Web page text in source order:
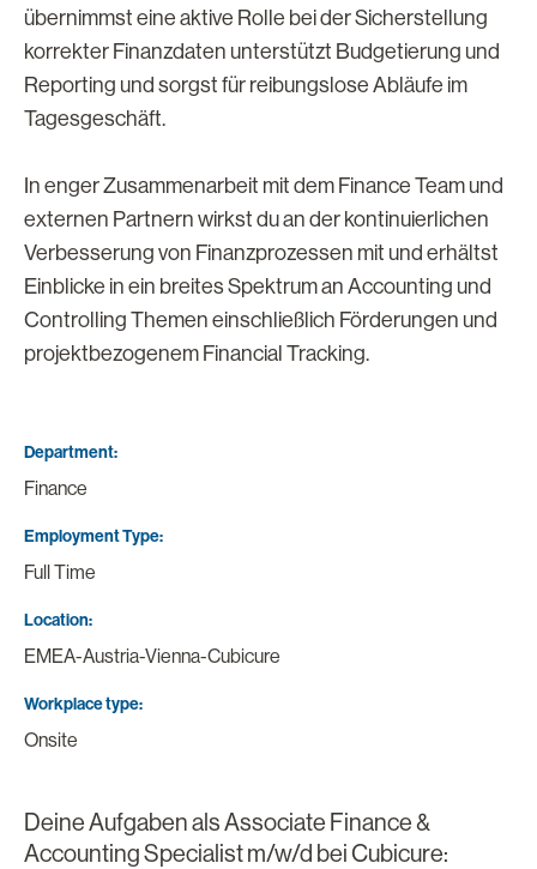
übernimmst eine aktive Rolle bei der Sicherstellung
korrekter Finanzdaten unterstützt Budgetierung und
Reporting und sorgst für reibungslose Abläufe im
Tagesgeschäft.
In enger Zusammenarbeit mit dem Finance Team und
externen Partnern wirkst du an der kontinuierlichen
Verbesserung von Finanzprozessen mit und erhältst
Einblicke in ein breites Spektrum an Accounting und
Controlling Themen einschließlich Förderungen und
projektbezogenem Financial Tracking.
Department
Finance
Employment Type
Full Time
Location
EMEA-Austria-Vienna-Cubicure
Workplace type
Onsite
Deine Aufgaben als Associate Finance &
Accounting Specialist m/w/d bei Cubicure: